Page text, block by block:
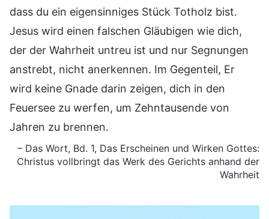
dass du ein eigensinniges Stück Totholz bist.
Jesus wird einen falschen Gläubigen wie dich,
der der Wahrheit untreu ist und nur Segnungen
anstrebt, nicht anerkennen. Im Gegenteil, Er
wird keine Gnade darin zeigen, dich in den
Feuersee zu werfen, um Zehntausende von
Jahren zu brennen.
– Das Wort, Bd. 1, Das Erscheinen und Wirken Gottes:
Christus vollbringt das Werk des Gerichts anhand der
Wahrheit